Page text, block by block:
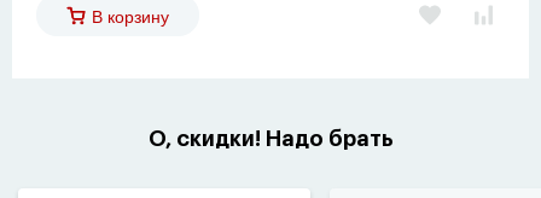
В корзину
О, скидки! Надо брать